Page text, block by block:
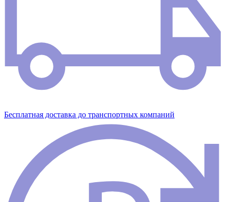
Бесплатная доставка до транспортных компаний